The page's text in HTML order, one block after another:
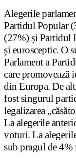
Alegerile
Partidul Popular
(27%) și Partidul
și eurosceptic. O
Parlament a
care promovează
din Europa. De
fost singurul
legalizarea
La alegerile
voturi. La
sub pragul de 4%